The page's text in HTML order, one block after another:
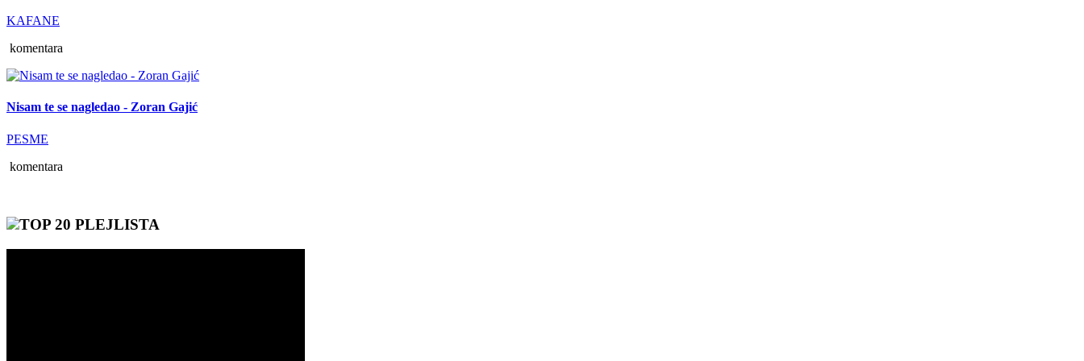
KAFANE
komentara
Nisam te se nagledao - Zoran Gajić
PESME
komentara
TOP 20 PLEJLISTA